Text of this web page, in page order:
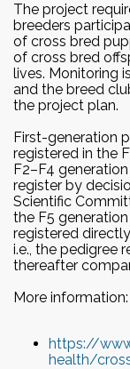
The project
breeders
of cross bred
of cross bred
lives. Monitoring
and the breed
the project plan.
First-generation
registered in the
F2–F4
register by
Scientific
the F5
registered directly
i.e., the pedigree
thereafter
More information:
https://
health/